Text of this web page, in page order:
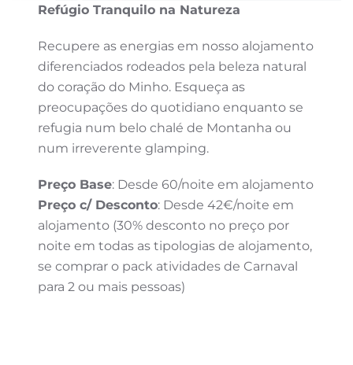
Refúgio Tranquilo na Natureza
Recupere as energias em nosso alojamento
diferenciados rodeados pela beleza natural
do coração do Minho. Esqueça as
preocupações do quotidiano enquanto se
refugia num belo chalé de Montanha ou
num irreverente glamping.
Preço Base: Desde 60/noite em alojamento
Preço c/ Desconto: Desde 42€/noite em
alojamento (30% desconto no preço por
noite em todas as tipologias de alojamento,
se comprar o pack atividades de Carnaval
para 2 ou mais pessoas)